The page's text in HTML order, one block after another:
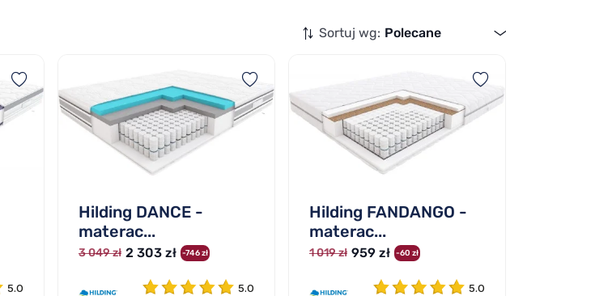
Sortuj wg: Polecane
5.0
Hilding DANCE -
materac...
3 049 zł 2 303 zł -746 zł
5.0
Hilding FANDANGO -
materac...
1 019 zł 959 zł -60 zł
5.0